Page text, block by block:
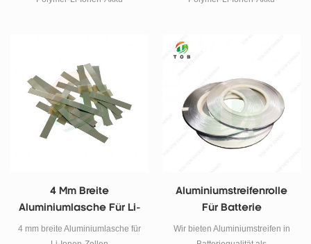
4 Mm Breite
Aluminiumlasche Für Li-
Ionen-Zellen
4 mm breite Aluminiumlasche für
Aluminiumstreifenrolle
Für Batterie
Wir bieten Aluminiumstreifen in